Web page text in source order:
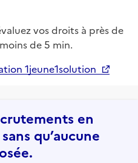
vos droits à près de
de 5 min.
1jeune1solution
en
qu’aucune